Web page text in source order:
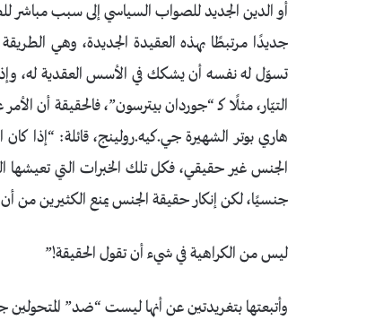
جديدًا مرتبطًا بهذه العقيدة الجديدة، وهي
تسوّل له نفسه أن يشكك في الأسس العقدية له،
هاري بوتر الشهيرة جي.كيه.رولينج، قائلة: “إذا
الجنس غير حقيقي، فكل تلك الخبرات التي تعيشها
جنسيًا، لكن إنكار حقيقة الجنس يمنع الكثيرين من
ليس من الكراهية في شيء أن تقول الحقيقة!”
وأتبعتها بتغريدتين عن أنها ليست “ضد”